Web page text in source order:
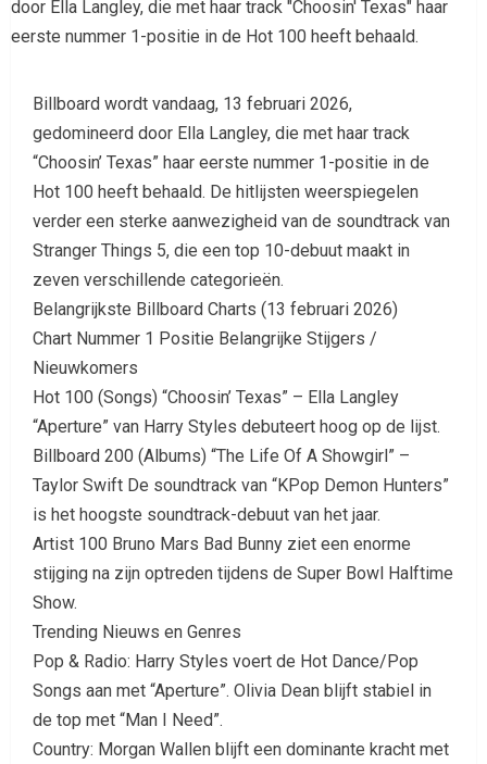
Billboard wordt vandaag, 13 februari 2026,
gedomineerd door Ella Langley, die met haar track
“Choosin’ Texas” haar eerste nummer 1-positie in de
Hot 100 heeft behaald. De hitlijsten weerspiegelen
verder een sterke aanwezigheid van de soundtrack van
Stranger Things 5, die een top 10-debuut maakt in
zeven verschillende categorieën.
Belangrijkste Billboard Charts (13 februari 2026)
Chart Nummer 1 Positie Belangrijke Stijgers /
Nieuwkomers
Hot 100 (Songs) “Choosin’ Texas” – Ella Langley
“Aperture” van Harry Styles debuteert hoog op de lijst.
Billboard 200 (Albums) “The Life Of A Showgirl” –
Taylor Swift De soundtrack van “KPop Demon Hunters”
is het hoogste soundtrack-debuut van het jaar.
Artist 100 Bruno Mars Bad Bunny ziet een enorme
stijging na zijn optreden tijdens de Super Bowl Halftime
Show.
Trending Nieuws en Genres
Pop & Radio: Harry Styles voert de Hot Dance/Pop
Songs aan met “Aperture”. Olivia Dean blijft stabiel in
de top met “Man I Need”.
Country: Morgan Wallen blijft een dominante kracht met